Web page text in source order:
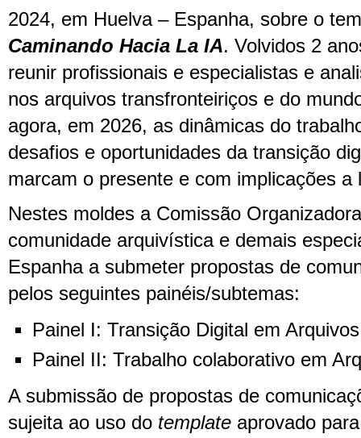
2024, em Huelva – Espanha, sobre o
Caminando Hacia La IA. Volvidos 2
reunir profissionais e especialistas e
nos arquivos transfronteiriços e do
agora, em 2026, as dinâmicas do
desafios e oportunidades da transição
marcam o presente e com implicações a
Nestes moldes a Comissão
comunidade arquivística e demais
Espanha a submeter propostas de
pelos seguintes painéis/subtemas:
Painel I: Transição Digital em
Painel II: Trabalho colaborativo em
A submissão de propostas de
sujeita ao uso do template aprovado